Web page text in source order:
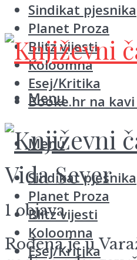
Sindikat pjesnika
Planet Proza
Blitz vijesti
Koloomna
Esej/Kritika
Booke.hr na
Menu
Menu
Sindikat pjesnika
Planet Proza
Blitz vijesti
Koloomna
Esej/Kritika
Vida Sever
1 objava
Rođena je u